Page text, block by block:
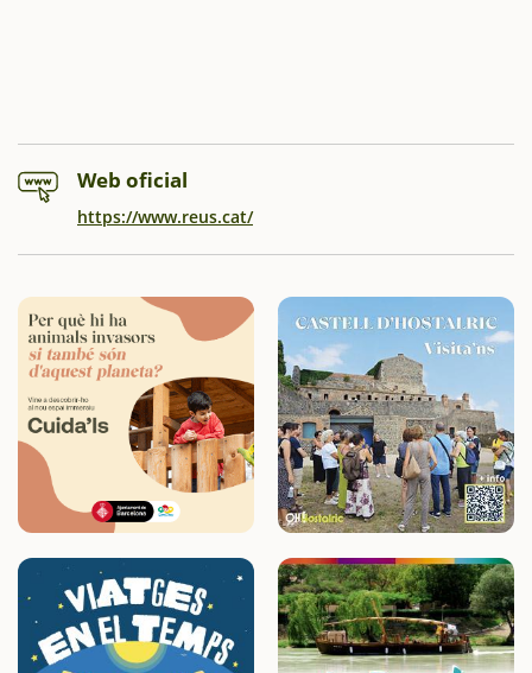
Web oficial
https://www.reus.cat/